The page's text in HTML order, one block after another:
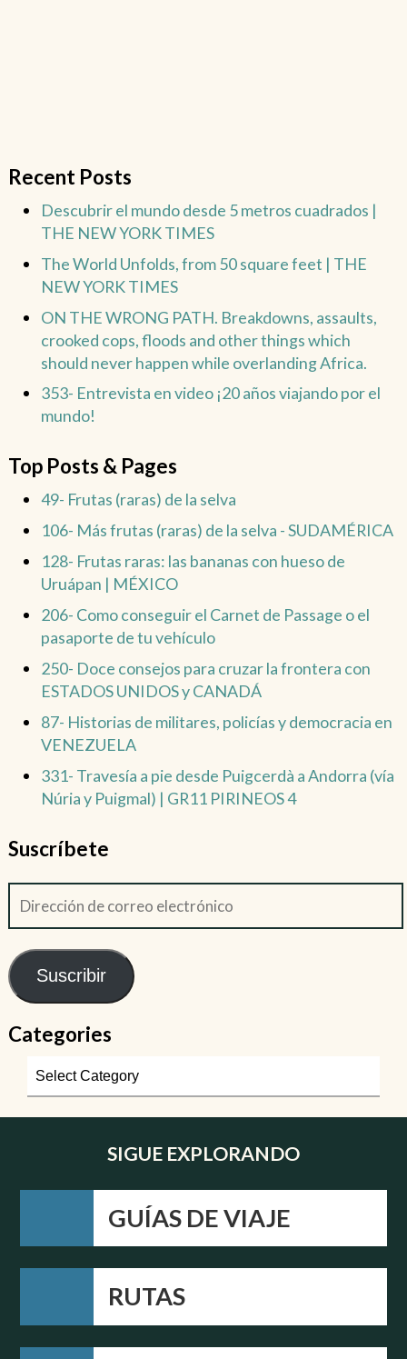
Recent Posts
Descubrir el mundo desde 5 metros cuadrados |
THE NEW YORK TIMES
The World Unfolds, from 50 square feet | THE
NEW YORK TIMES
ON THE WRONG PATH. Breakdowns, assaults,
crooked cops, floods and other things which
should never happen while overlanding Africa.
353- Entrevista en video ¡20 años viajando por el
mundo!
Top Posts & Pages
49- Frutas (raras) de la selva
106- Más frutas (raras) de la selva - SUDAMÉRICA
128- Frutas raras: las bananas con hueso de
Uruápan | MÉXICO
206- Como conseguir el Carnet de Passage o el
pasaporte de tu vehículo
250- Doce consejos para cruzar la frontera con
ESTADOS UNIDOS y CANADÁ
87- Historias de militares, policías y democracia en
VENEZUELA
331- Travesía a pie desde Puigcerdà a Andorra (vía
Núria y Puigmal) | GR11 PIRINEOS 4
Suscríbete
Suscribir
Categories
SIGUE EXPLORANDO
GUÍAS DE VIAJE
RUTAS